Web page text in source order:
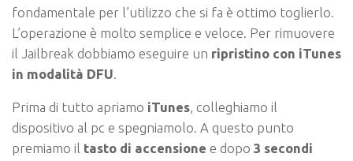
fondamentale per l’utilizzo che si fa è ottimo toglierlo.
L’operazione è molto semplice e veloce. Per rimuovere
il Jailbreak dobbiamo eseguire un ripristino con iTunes
in modalità DFU
Prima di tutto apriamo iTunes, colleghiamo il
dispositivo al pc e spegniamolo. A questo punto
premiamo il tasto di accensione e dopo 3 secondi